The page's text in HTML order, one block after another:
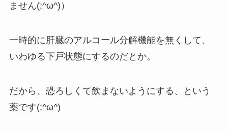
ません(;^ω^)）
一時的に肝臓のアルコール分解機能を無くして、
いわゆる下戸状態にするのだとか。
だから、恐ろしくて飲まないようにする、という
薬です(;^ω^)